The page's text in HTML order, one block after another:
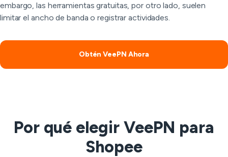
embargo, las herramientas gratuitas, por otro lado, suelen
limitar el ancho de banda o registrar actividades.
Obtén VeePN Ahora
Por qué elegir VeePN para
Shopee